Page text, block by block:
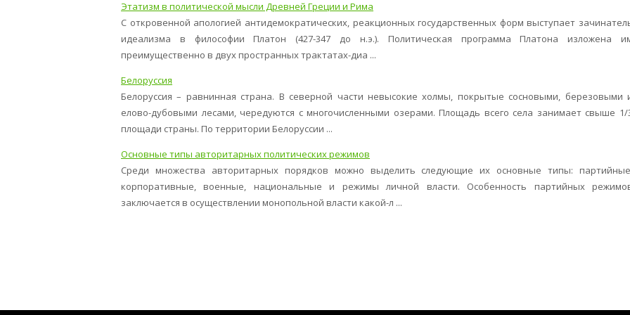
Этатизм в политической мысли Древней Греции и Рима
С откровенной апологией антидемократических, реакционных государственных форм выступает
идеализма в философии Платон (427-347 до н.э.). Политическая программа Платона изложена
преимущественно в двух пространных трактатах-диа ...
Белоруссия
Белоруссия – равнинная страна. В северной части невысокие холмы, покрытые сосновыми, березовыми
елово-дубовыми лесами, чередуются с многочисленными озерами. Площадь всего села занимает свыше 1/
площади страны. По территории Белоруссии ...
Основные типы авторитарных политических режимов
Среди множества авторитарных порядков можно выделить следующие их основные типы:
корпоративные, военные, национальные и режимы личной власти. Особенность партийных
заключается в осуществлении монопольной власти какой-л ...